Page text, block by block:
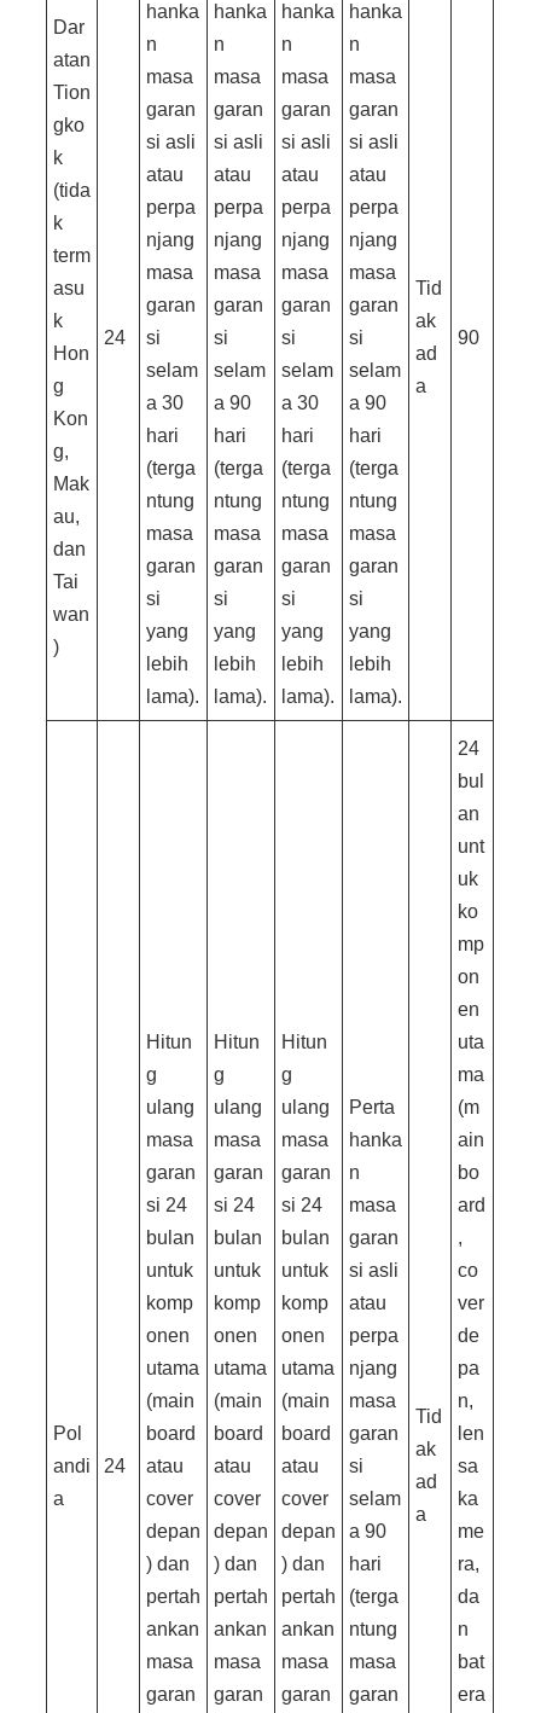
Dar
atan
Tion
gko
k
(tida
k
term
asu
k
Hon
g
Kon
g,
Mak
au,
dan
Tai
wan
)
24
hanka
n
masa
garan
si asli
atau
perpa
njang
masa
garan
si
selam
a 30
hari
(terga
ntung
masa
garan
si
yang
lebih
lama).
hanka
n
masa
garan
si asli
atau
perpa
njang
masa
garan
si
selam
a 90
hari
(terga
ntung
masa
garan
si
yang
lebih
lama).
hanka
n
masa
garan
si asli
atau
perpa
njang
masa
garan
si
selam
a 30
hari
(terga
ntung
masa
garan
si
yang
lebih
lama).
hanka
n
masa
garan
si asli
atau
perpa
njang
masa
garan
si
selam
a 90
hari
(terga
ntung
masa
garan
si
yang
lebih
lama).
Tid
ak
ad
a
90
Pol
andi
a
24
Hitun
g
ulang
masa
garan
si 24
bulan
untuk
komp
onen
utama
(main
board
atau
cover
depan
) dan
pertah
ankan
masa
garan
Hitun
g
ulang
masa
garan
si 24
bulan
untuk
komp
onen
utama
(main
board
atau
cover
depan
) dan
pertah
ankan
masa
garan
Hitun
g
ulang
masa
garan
si 24
bulan
untuk
komp
onen
utama
(main
board
atau
cover
depan
) dan
pertah
ankan
masa
garan
Perta
hanka
n
masa
garan
si asli
atau
perpa
njang
masa
garan
si
selam
a 90
hari
(terga
ntung
masa
garan
Tid
ak
ad
a
24
bul
an
unt
uk
ko
mp
on
en
uta
ma
(m
ain
bo
ard
,
co
ver
de
pa
n,
len
sa
ka
me
ra,
da
n
bat
era